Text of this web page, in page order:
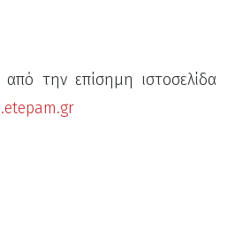
την επίσημη ιστοσελίδα